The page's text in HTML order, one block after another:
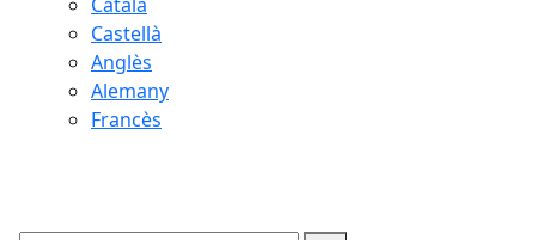
Castellà
Anglès
Alemany
Francès